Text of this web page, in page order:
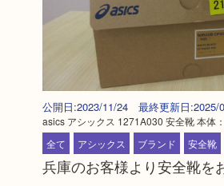
公開日:2023/11/24 最終更新日:2025/
asics アシックス 1271A030 安全靴 本体
全て
アシックス ブランド 安全靴
兵庫のお客様より安全靴を